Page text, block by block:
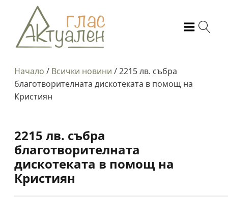
Начало / Всички новини /2215 лв. събра
благотворителната дискотеката в помощ на
Кристиян
2215 лв. събра
благотворителната
дискотеката в помощ на
Кристиян